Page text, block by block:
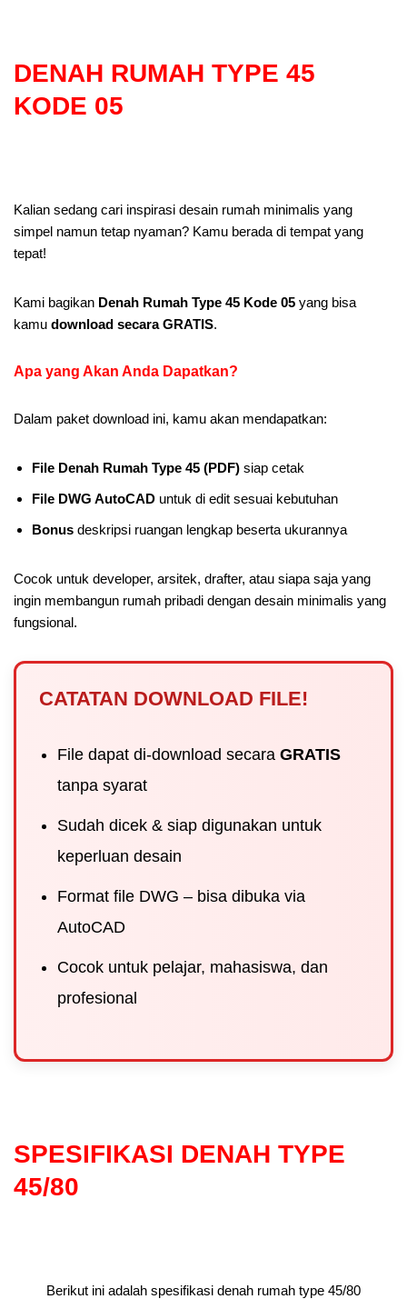
DENAH RUMAH TYPE 45
KODE 05
Kalian sedang cari inspirasi desain rumah minimalis yang
simpel namun tetap nyaman? Kamu berada di tempat yang
tepat!
Kami bagikan Denah Rumah Type 45 Kode 05 yang bisa
kamu download secara GRATIS.
Apa yang Akan Anda Dapatkan?
Dalam paket download ini, kamu akan mendapatkan:
File Denah Rumah Type 45 (PDF) siap cetak
File DWG AutoCAD untuk di edit sesuai kebutuhan
Bonus deskripsi ruangan lengkap beserta ukurannya
Cocok untuk developer, arsitek, drafter, atau siapa saja yang
ingin membangun rumah pribadi dengan desain minimalis yang
fungsional.
CATATAN DOWNLOAD FILE!
File dapat di-download secara GRATIS
tanpa syarat
Sudah dicek & siap digunakan untuk
keperluan desain
Format file DWG – bisa dibuka via
AutoCAD
Cocok untuk pelajar, mahasiswa, dan
profesional
SPESIFIKASI DENAH TYPE
45/80
Berikut ini adalah spesifikasi denah rumah type 45/80